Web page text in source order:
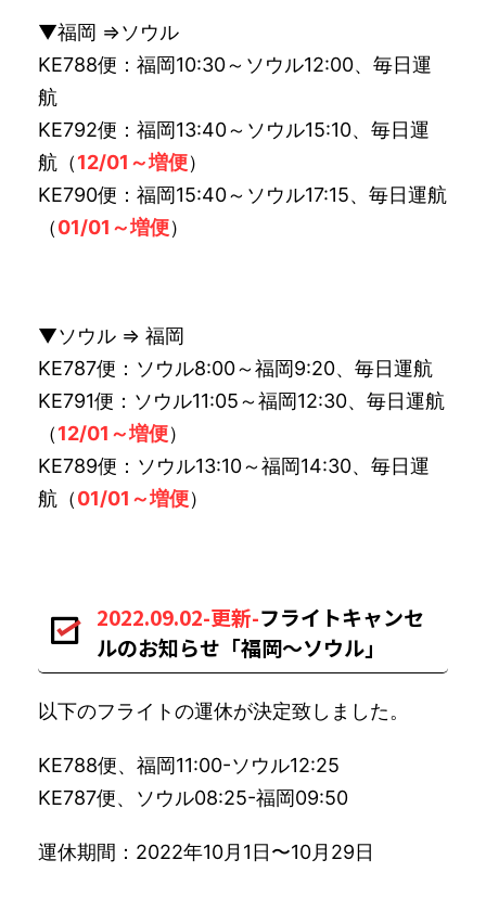
▼福岡 ⇒ソウル
KE788便：福岡10:30～ソウル12:00、毎日運
航
KE792便：福岡13:40～ソウル15:10、毎日運
航（12/01～増便）
KE790便：福岡15:40～ソウル17:15、毎日運航
（01/01～増便）
▼ソウル ⇒ 福岡
KE787便：ソウル8:00～福岡9:20、毎日運航
KE791便：ソウル11:05～福岡12:30、毎日運航
（12/01～増便）
KE789便：ソウル13:10～福岡14:30、毎日運
航（01/01～増便）
2022.09.02-更新-フライトキャンセ
ルのお知らせ「福岡〜ソウル」
以下のフライトの運休が決定致しました。
KE788便、福岡11:00-ソウル12:25
KE787便、ソウル08:25-福岡09:50
運休期間：2022年10月1日〜10月29日